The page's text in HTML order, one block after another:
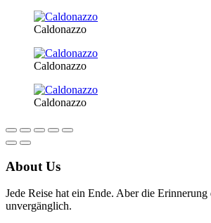
Caldonazzo
Caldonazzo
Caldonazzo
About Us
Jede Reise hat ein Ende. Aber die Erinnerung
unvergänglich.